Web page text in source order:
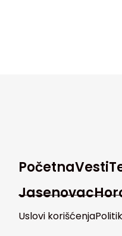
PočetnaVesti
Jasenovac
Uslovi korišćenja